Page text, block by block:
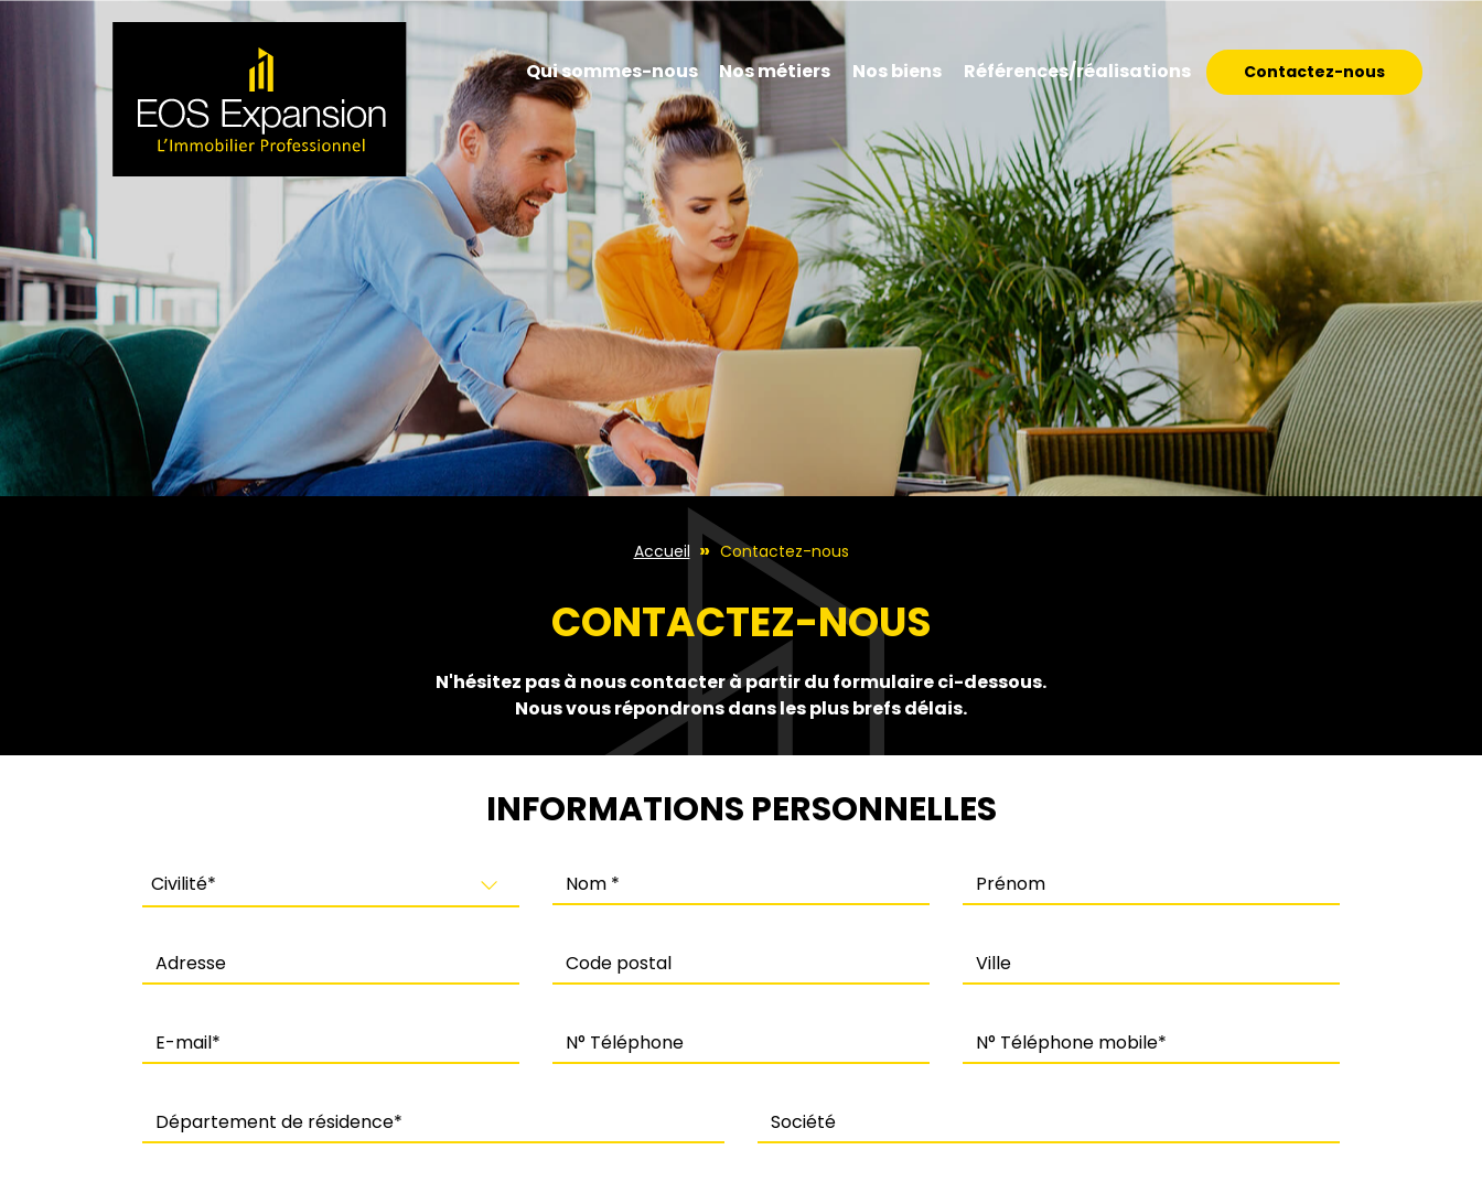
NAVIGATION PRINCIPALE
Qui sommes-nous Nos métiers Nos biens Références/réalisations Contactez-nous
Accueil Contactez-nous
CONTACTEZ-NOUS
N'hésitez pas à nous contacter à partir du formulaire ci-dessous.
Nous vous répondrons dans les plus brefs délais.
INFORMATIONS PERSONNELLES
Civilité
Civilité* Nom Prénom
Adresse Code postal Ville
E-mail N° Téléphone N° Téléphone mobile
Département de résidence Société